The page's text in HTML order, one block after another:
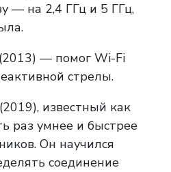
— на 2,4 ГГц и 5 ГГц,
— помог Wi-Fi
стрелы.
известный как
раз умнее и быстрее
Он научился
соединение